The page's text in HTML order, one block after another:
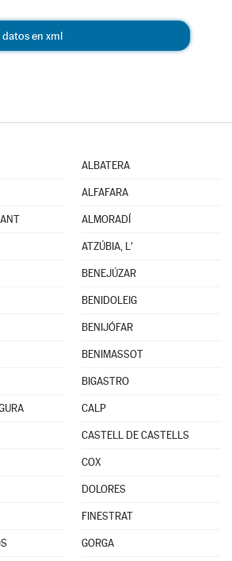
datos en xml
ALBATERA
ALFAFARA
ALMORADÍ
ATZÚBIA, L'
BENEJÚZAR
BENIDOLEIG
BENIJÓFAR
BENIMASSOT
BIGASTRO
CALP
CASTELL DE CASTELLS
COX
DOLORES
FINESTRAT
GORGA